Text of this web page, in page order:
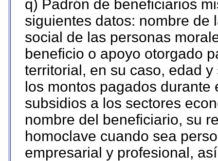
q) Padrón de beneficiarios
siguientes datos: nombre de
social de las personas
beneficio o apoyo otorgado
territorial, en su caso, edad
los montos pagados
subsidios a los sectores
nombre del beneficiario, su
homoclave cuando sea
empresarial y profesional,